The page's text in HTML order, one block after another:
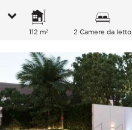
112 m² 2 Camere da letto